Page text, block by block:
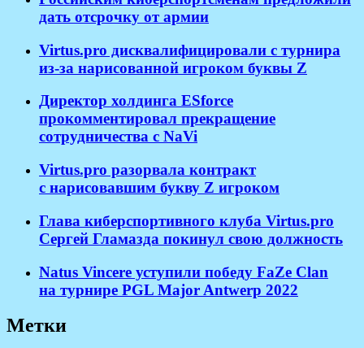
дать отсрочку от армии
Virtus.pro дисквалифицировали с турнира
из-за нарисованной игроком буквы Z
Директор холдинга ESforce
прокомментировал прекращение
сотрудничества с NaVi
​Virtus.pro разорвала контракт
с нарисовавшим букву Z игроком
Глава киберспортивного клуба Virtus.pro
Сергей Гламазда покинул свою должность
Natus Vincere уступили победу FaZe Clan
на турнире PGL Major Antwerp 2022
Метки